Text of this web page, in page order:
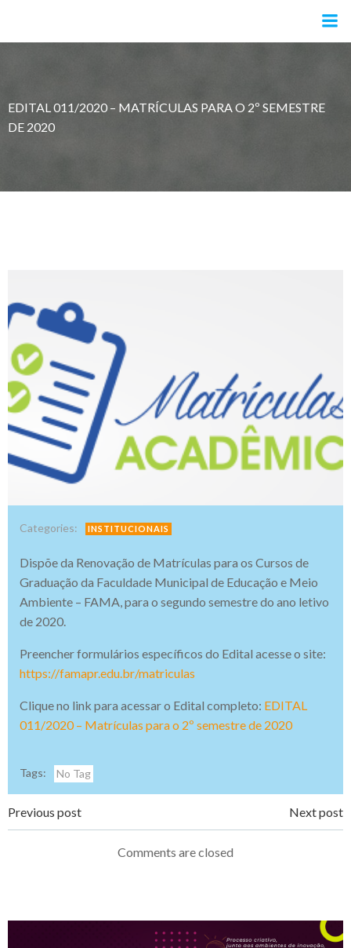
o
EDITAL 011/2020 – MATRÍCULAS PARA O 2º SEMESTRE
DE 2020
Categories: INSTITUCIONAIS
Dispõe da Renovação de Matrículas para os Cursos de
Graduação da Faculdade Municipal de Educação e Meio
Ambiente – FAMA, para o segundo semestre do ano letivo
de 2020.
Preencher formulários específicos do Edital acesse o site:
https://famapr.edu.br/matriculas
Clique no link para acessar o Edital completo: EDITAL
011/2020 – Matrículas para o 2º semestre de 2020
Tags: No Tag
Navegação
Previous post
Navegação
de
Next post
Comments are closed